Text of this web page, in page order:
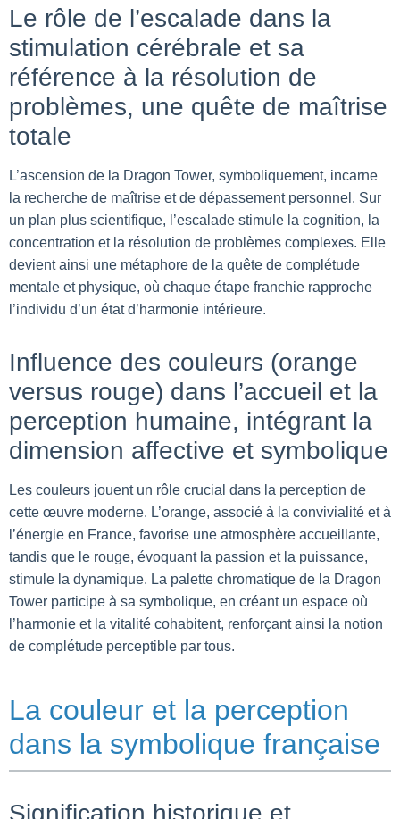
Le rôle de l’escalade dans la
stimulation cérébrale et sa
référence à la résolution de
problèmes, une quête de maîtrise
totale
L’ascension de la Dragon Tower, symboliquement, incarne
la recherche de maîtrise et de dépassement personnel. Sur
un plan plus scientifique, l’escalade stimule la cognition, la
concentration et la résolution de problèmes complexes. Elle
devient ainsi une métaphore de la quête de complétude
mentale et physique, où chaque étape franchie rapproche
l’individu d’un état d’harmonie intérieure.
Influence des couleurs (orange
versus rouge) dans l’accueil et la
perception humaine, intégrant la
dimension affective et symbolique
Les couleurs jouent un rôle crucial dans la perception de
cette œuvre moderne. L’orange, associé à la convivialité et à
l’énergie en France, favorise une atmosphère accueillante,
tandis que le rouge, évoquant la passion et la puissance,
stimule la dynamique. La palette chromatique de la Dragon
Tower participe à sa symbolique, en créant un espace où
l’harmonie et la vitalité cohabitent, renforçant ainsi la notion
de complétude perceptible par tous.
La couleur et la perception
dans la symbolique française
Signification historique et